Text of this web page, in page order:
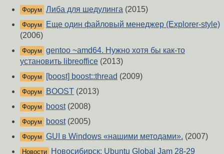
Форум Либа для шедулинга (2015)
Форум
Еще один файловый менеджер (Explorer-style)
(2006)
Форум gentoo ~amd64. Нужно хотя бы как-то
установить libreoffice (2013)
Форум [boost] boost::thread (2009)
Форум BOOST (2013)
Форум boost(2008)
Форум boost(2005)
Форум GUI в Windows «нашими методами». (2007)
Новости Новосибирск: Ubuntu Global Jam 28-29